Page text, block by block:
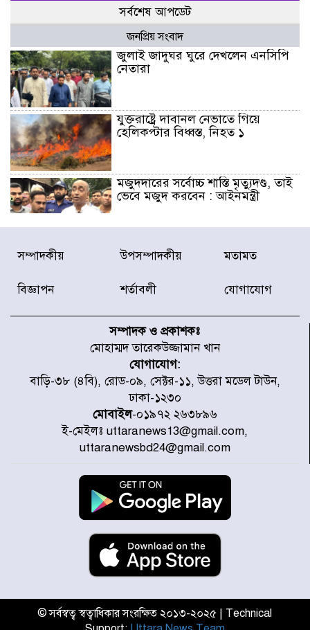
সর্বশেষ আপডেট
জনপ্রিয় সংবাদ
জুলাই জাদুঘর ঘুরে দেখলেন এনসিপি
নেতারা
যুক্তরাষ্ট্রে দাবানল নেভাতে গিয়ে
হেলিকপ্টার বিধ্বস্ত, নিহত ১
মজুদদারের সর্বোচ্চ শাস্তি মৃত্যুদণ্ড, তাই
ভেবে মজুদ করবেন : আইনমন্ত্রী
আন্তর্জাতিক আদিবাসী দিবস: রাষ্ট্রের
দায়িত্ব ও দায়বদ্ধতা II – মং এ খেন
সৌদি-তুরস্ক-পাকিস্তান
সাড়ে ৭ ঘণ্টা পর ঢাকা-ময়মনসিংহ
রুটে ট্রেন চলাচল স্বাভাবিক
ইনফান্তিনোকে নরওয়ে ফুটবল প্রধানের
আল্টিমেটাম
দেশে ভারি বৃষ্টির সতর্কবার্তা, ১০
জেলায় বন্যার পূর্বাভাস
৫৩ নং ওয়ার্ডের সড়কে নেমপ্লেট
স্থাপনের উদ্যোগ চান মিয়া ব্যাপারীর
সম্পাদকীয় উপসম্পাদকীয় মতামত
বিজ্ঞাপন শর্তাবলী যোগাযোগ
সম্পাদক ও প্রকাশকঃ
মোহাম্মদ তারেকউজ্জামান খান
যোগাযোগ:
বাড়ি-৩৮ (৪বি), রোড-০৯, সেক্টর-১১, উত্তরা মডেল টাউন,
ঢাকা-১২৩০
মোবাইল-০১৯৭২ ২৬৩৮৯৬
ই-মেইলঃ uttaranews13@gmail.com,
uttaranewsbd24@gmail.com
© সর্বস্বত্ব স্বত্বাধিকার সংরক্ষিত ২০১৩-২০২৫ | Technical